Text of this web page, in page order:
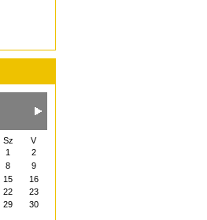
Sz
V
1
2
8
9
15
16
22
23
29
30